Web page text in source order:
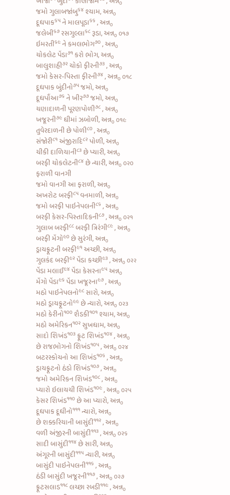
૦
જમોગુલાબજાંબુ૬૪ શ્યામ, અન્ન૦
દૂધપાક૬૫ નેમાલપૂડા૬૬ , અન્ન૦
જલેબી૬૭ રસગુલ્લા૬૮ રૂડા, અન્ન૦ ૦૧૭
ઇમરતી૬૯ ને કમલભોગ૭૦ , અન્ન૦
ચોકલેટ પેંડા૭૧ કરો ભોગ, અન્ન૦
બાલુશાહી૭૨ ચોકો ફીરની૭૩ , અન્ન૦
જમો કેસર-પિસ્તા ફીરની૭૪ , અન્ન૦ ૦૧૮
દૂધપાક બુંદીનો૭૫ જમો, અન્ન૦
દૂધપૌંઆ૭૬ નેખીર૭૭ જમો, અન્ન૦
ચણાદાળની પૂરણપોળી૭૮ , અન્ન૦
ખજૂરની૭૯ ઘીમાં ઝબોળી, અન્ન૦ ૦૧૯
તુવેરદાળની છે પોળી૮૦ , અન્ન૦
સંજોરી૮૧ અંજીરાદિ૮૨ પોળી, અન્ન૦
ચીકી દાળિયાની૮૩ છે પ્યારી, અન્ન૦
બરફી ચોકલેટની૮૪ છે ન્યારી, અન્ન૦ ૦૨૦
ફરાળી વાનગી
જમો વાનગી આ ફરાળી, અન્ન૦
અખરોટ બરફી૮૫ વનમાળી, અન્ન૦
જમો બરફી પાઇનેપલની૮૬ , અન્ન૦
બરફી કેસર-પિસ્તાદિકની૮૭ , અન્ન૦ ૦૨૧
ગુલાબ બરફી૮૮ બરફી ત્રિરંગી૮૯ , અન્ન૦
બરફી મેંગો૯૦ છે સુરંગી, અન્ન૦
ડ્રાયફ્રૂટની બરફી૯૧ અચ્છી, અન્ન૦
ગુલકંદ બરફી૯૨ પેંડા કચ્છી૯૩ , અન્ન૦ ૦૨૨
પેંડા મલાઈ૯૪ પેંડા કેસરના૯૫ અન્ન૦
મેંગો પેંડા૯૬ પેંડા ખજૂરના૯૭ , અન્ન૦
મઠો પાઇનેપલનો૯૮ સારો, અન્ન૦
મઠો ડ્રાયફ્રૂટનો૯૯ છે ન્યારો, અન્ન૦ ૦૨૩
મઠો કેરીનો૧૦૦ શૈડકી૧૦૧ શ્યામ, અન્ન૦
મઠો અમેરિકન૧૦૨ સુખધામ, અન્ન૦
સાદો શિખંડ૧૦૩ ફ્રૂટ શિખંડ૧૦૪ , અન્ન૦
છેરાજભોગનો શિખંડ૧૦૫ , અન્ન૦ ૦૨૪
બટરસ્કોચનો આ શિખંડ૧૦૬ , અન્ન૦
ડ્રાયફ્રૂટનો ઠંડો શિખંડ૧૦૭ , અન્ન૦
જમોઅમેરિકન શિખંડ૧૦૮ , અન્ન૦
પ્યારો ઇલાયચી શિખંડ૧૦૯ , અન્ન૦ ૦૨૫
કેસર શિખંડ૧૧૦ છે આ પ્યારો, અન્ન૦
દૂધપાક દૂધીનો૧૧૧ ન્યારો, અન્ન૦
છેશક્કરિયાની બાસુંદી૧૧૨ , અન્ન૦
વળીઅંજીરની બાસુંદી૧૧૩ , અન્ન૦ ૦૨૬
સાદી બાસુંદી૧૧૪ છે સારી, અન્ન૦
અંગૂરની બાસુંદી૧૧૫ ન્યારી, અન્ન૦
બાસુંદી પાઇનેપલની૧૧૬ , અન્ન૦
ઠંડી બાસુંદી ખજૂરની૧૧૭ , અન્ન૦ ૦૨૭
ફ્રૂટસલાડ૧૧૮ લચ્છા રબડી૧૧૯ , અન્ન૦